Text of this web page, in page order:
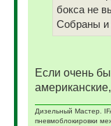
бокса не
Собраны и
Если очень
Дизельный Мастер.
пневмоблокировки